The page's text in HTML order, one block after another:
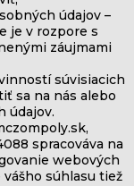
údajov –
je v rozpore s
záujmami
súvisiacich
sa na nás alebo
údajov.
spracováva na
webových
súhlasu tiež